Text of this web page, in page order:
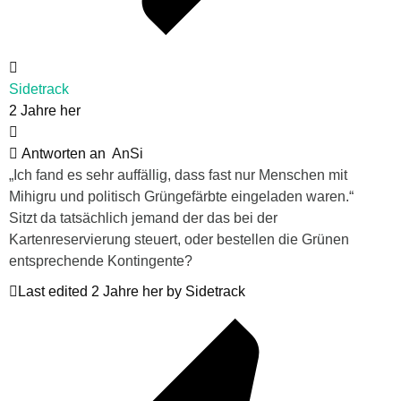
Sidetrack
2 Jahre her
Antworten an AnSi
„Ich fand es sehr auffällig, dass fast nur Menschen mit
Mihigru und politisch Grüngefärbte eingeladen waren.“
Sitzt da tatsächlich jemand der das bei der
Kartenreservierung steuert, oder bestellen die Grünen
entsprechende Kontingente?
Last edited 2 Jahre her by Sidetrack